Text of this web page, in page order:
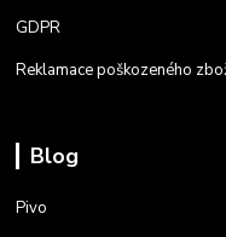
GDPR
Reklamace poškozeného
Blog
Pivo